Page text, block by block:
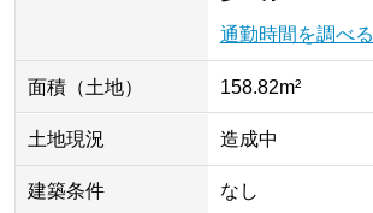
通勤時間を調べる
面積（土地） 158.82m²
土地現況 造成中
建築条件 なし